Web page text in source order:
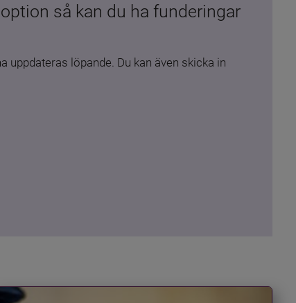
så kan du ha funderingar
löpande. Du kan även skicka in